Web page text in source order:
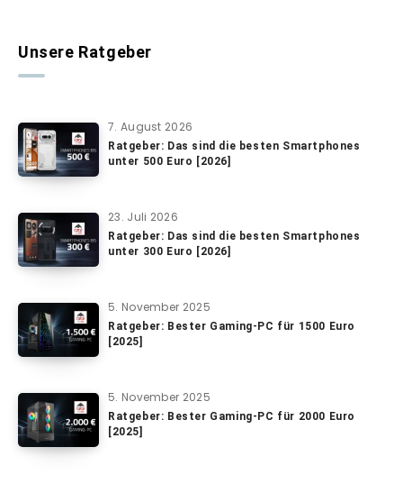
Unsere Ratgeber
7. August 2026
Ratgeber: Das sind die besten Smartphones
unter 500 Euro [2026]
23. Juli 2026
Ratgeber: Das sind die besten Smartphones
unter 300 Euro [2026]
5. November 2025
Ratgeber: Bester Gaming-PC für 1500 Euro
[2025]
5. November 2025
Ratgeber: Bester Gaming-PC für 2000 Euro
[2025]